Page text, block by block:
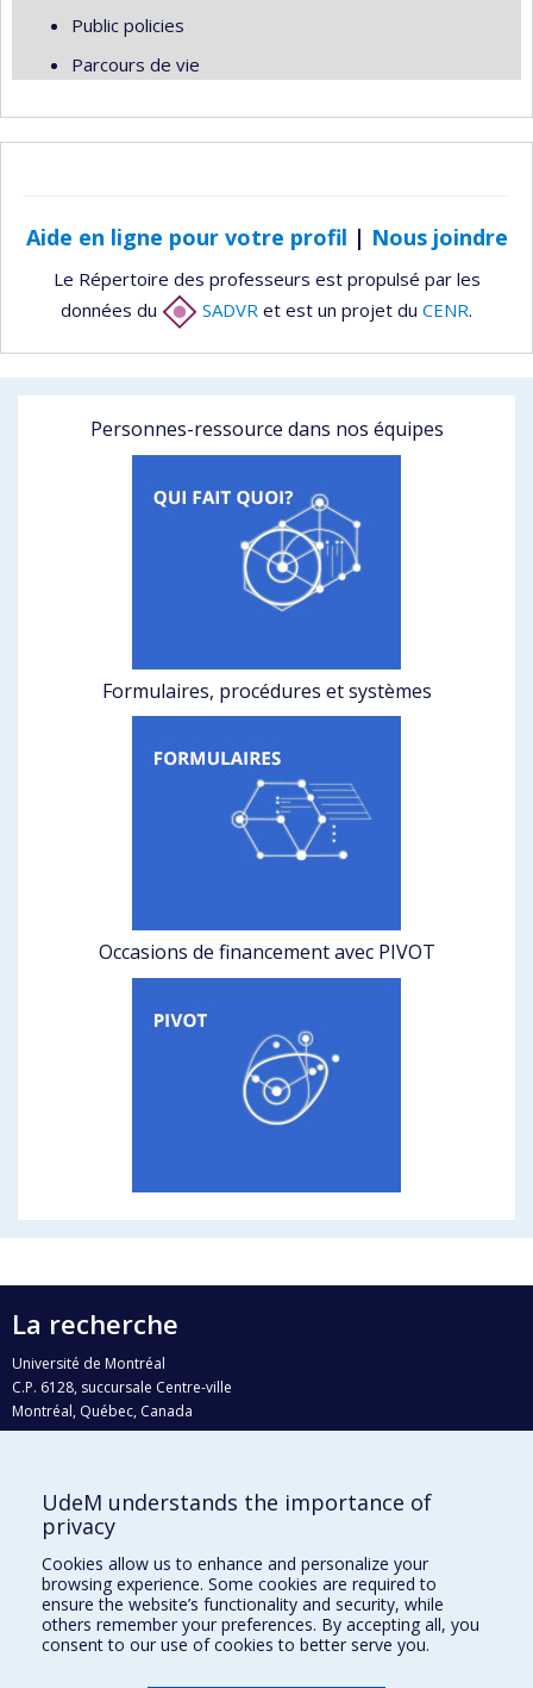
Public policies
Parcours de vie
Aide en ligne pour votre profil | Nous joindre
Le Répertoire des professeurs est propulsé par les
données du
SADVR et est un projet du CENR.
Personnes-ressource dans nos équipes
Formulaires, procédures et systèmes
Occasions de financement avec PIVOT
La recherche
Université de Montréal
C.P. 6128, succursale Centre-ville
Montréal, Québec, Canada
H3C 3J7
Qui fait quoi?
Nous trouver
Plan du site
Accessibilité
UdeM understands the importance of
privacy
Cookies allow us to enhance and personalize your
browsing experience. Some cookies are required to
ensure the website’s functionality and security, while
others remember your preferences. By accepting all, you
consent to our use of cookies to better serve you.